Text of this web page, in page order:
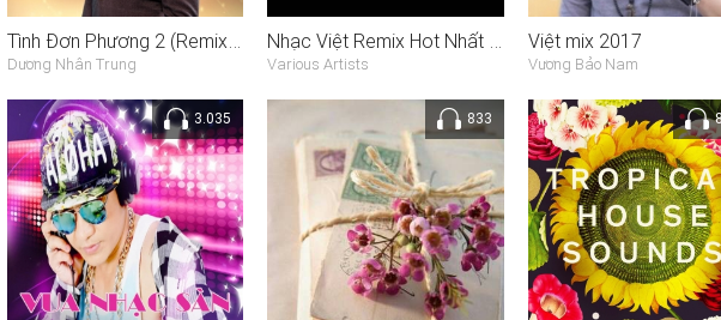
Dương Nhân Trung Various Artists
Việt mix 2017
Vương Bảo Nam
3.035 833